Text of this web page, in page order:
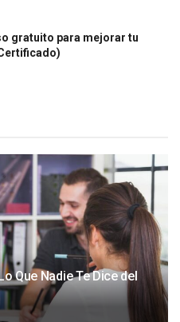
gratuito para mejorar tu
Que Nadie Te Dice del